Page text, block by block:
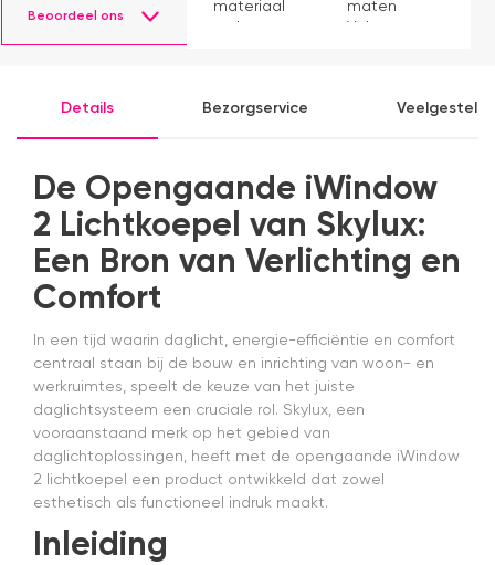
Beoordeel ons
materiaal
maten
eens snel
levering en
afspraken
over dag
en tijdstip
van
levering
tip.. heb nu
een
origineel
velux
rolgordijn
Details Bezorgservice
De Opengaande iWindow
2 Lichtkoepel van Skylux:
Een Bron van Verlichting en
Comfort
In een tijd waarin daglicht, energie-efficiëntie en comfort
centraal staan bij de bouw en inrichting van woon- en
werkruimtes, speelt de keuze van het juiste
daglichtsysteem een cruciale rol. Skylux, een
vooraanstaand merk op het gebied van
daglichtoplossingen, heeft met de opengaande iWindow
2 lichtkoepel een product ontwikkeld dat zowel
esthetisch als functioneel indruk maakt.
Inleiding